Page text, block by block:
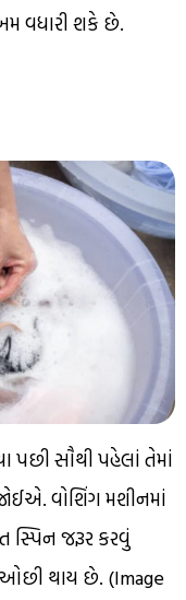
વધારી શકે છે.
પછી સૌથી પહેલાં તેમાં
વોશિંગ મશીનમાં
સ્પિન જરૂર કરવું
થાય છે. (Image